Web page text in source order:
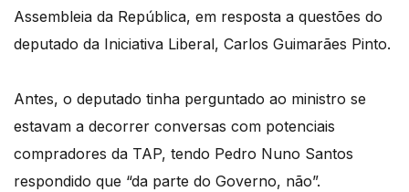
Assembleia da República, em resposta a questões do
deputado da Iniciativa Liberal, Carlos Guimarães Pinto.
Antes, o deputado tinha perguntado ao ministro se
estavam a decorrer conversas com potenciais
compradores da TAP, tendo Pedro Nuno Santos
respondido que “da parte do Governo, não”.